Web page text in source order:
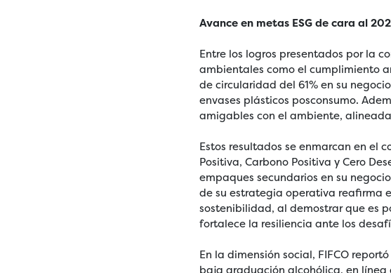
Avance en metas ESG de cara al
Entre los logros presentados por la
ambientales como el cumplimiento
de circularidad del 61% en su
envases plásticos posconsumo.
amigables con el ambiente,
Estos resultados se enmarcan en el
Positiva, Carbono Positiva y Cero
empaques secundarios en su
de su estrategia operativa reafirma
sostenibilidad, al demostrar que es
fortalece la resiliencia ante los
En la dimensión social, FIFCO
baja graduación alcohólica, en línea